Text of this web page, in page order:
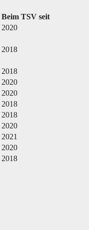
Beim TSV seit
2020
2018
2018
2020
2020
2018
2018
2020
2021
2020
2018